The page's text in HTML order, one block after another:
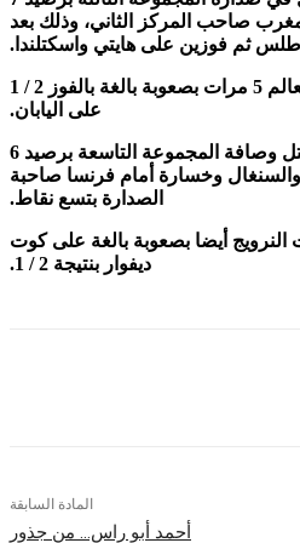
المركز الثاني، وذلك بعد
على هايتي واسكتلندا.
وفي دور الـ32 تأهل أبطال العالم 5 مرات بصعوبة بالغة بالفوز 2 / 1
على اليابان.
أما منتخب النرويج فقد احتل وصافة المجموعة التاسعة برصيد 6
وخسارة أمام فرنسا صاحبة
الصدارة بتسع نقاط.
أيضا بصعوبة بالغة على كوت
ديفوار بنتيجة 2 / 1.
المادة السابقة
أحمد أبو راس… من جذور